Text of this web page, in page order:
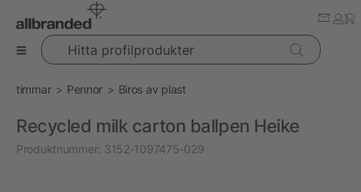
Hitta profilprodukter
timmar Pennor Biros av plast
Recycled milk carton ballpen Heike
Produktnummer: 3152-1097475-029